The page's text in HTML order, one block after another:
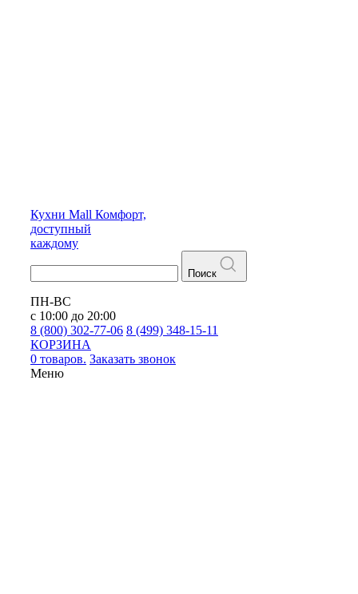
Кухни Mall Комфорт,
доступный
каждому
Поиск
ПН-ВС
с 10:00 до 20:00
8 (800) 302-77-06 8 (499) 348-15-11
КОРЗИНА
0 товаров. Заказать звонок
Меню